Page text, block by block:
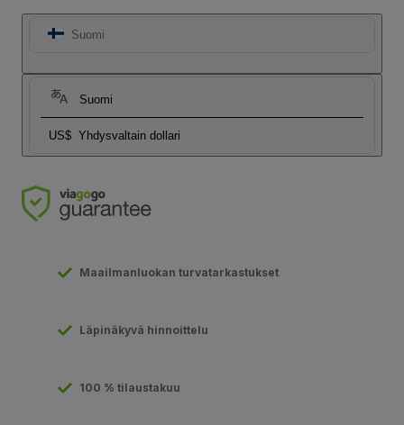
Suomi
Suomi
US$ Yhdysvaltain dollari
Maailmanluokan turvatarkastukset
Läpinäkyvä hinnoittelu
100 % tilaustakuu